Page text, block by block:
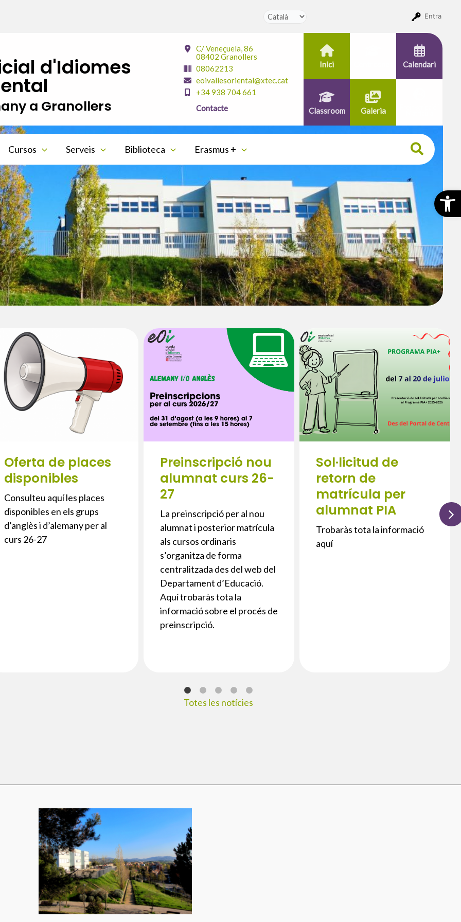
Entra
d'Idiomes
a Granollers
C/ Veneçuela, 86
08402 Granollers
08062213
eoivallesoriental@xtec.cat
+34 938 704 661
Contacte
Inici Calendari
Classroom Galeria
Cursos Serveis Biblioteca Erasmus +
Oferta de places
disponibles
Consulteu aquí les places
disponibles en els grups
d’anglès i d’alemany per al
curs 26-27
Preinscripció nou
alumnat curs 26-
27
La preinscripció per al nou
alumnat i posterior matrícula
als cursos ordinaris
s’organitza de forma
centralitzada des del web del
Departament d’Educació.
Aquí trobaràs tota la
informació sobre el procés de
preinscripció.
Sol·licitud de
retorn de
matrícula per
alumnat PIA
Trobaràs tota la informació
aquí
Totes les notícies